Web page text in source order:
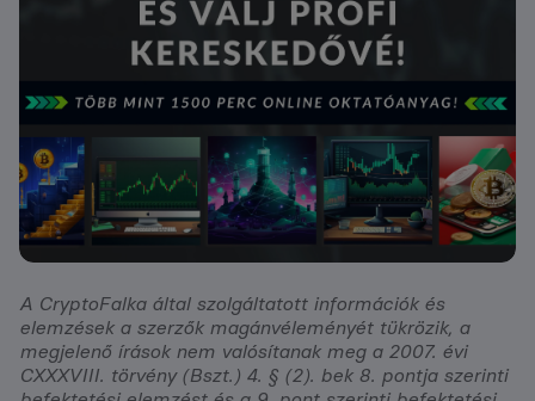
A CryptoFalka által szolgáltatott információk és
elemzések a szerzők magánvéleményét tükrözik, a
megjelenő írások nem valósítanak meg a 2007. évi
CXXXVIII. törvény (Bszt.) 4. § (2). bek 8. pontja szerinti